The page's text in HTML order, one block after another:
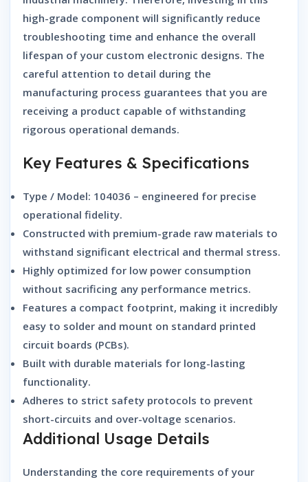
high-grade component will significantly reduce
troubleshooting time and enhance the overall
lifespan of your custom electronic designs. The
careful attention to detail during the
manufacturing process guarantees that you are
receiving a product capable of withstanding
rigorous operational demands.
Key Features & Specifications
Type / Model: 104036 – engineered for precise
operational fidelity.
Constructed with premium-grade raw materials to
withstand significant electrical and thermal stress.
Highly optimized for low power consumption
without sacrificing any performance metrics.
Features a compact footprint, making it incredibly
easy to solder and mount on standard printed
circuit boards (PCBs).
Built with durable materials for long-lasting
functionality.
Adheres to strict safety protocols to prevent
short-circuits and over-voltage scenarios.
Additional Usage Details
Understanding the core requirements of your